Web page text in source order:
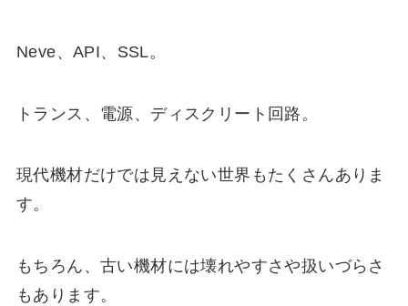
Neve、API、SSL。
トランス、電源、ディスクリート回路。
現代機材だけでは見えない世界もたくさんありま
す。
もちろん、古い機材には壊れやすさや扱いづらさ
もあります。